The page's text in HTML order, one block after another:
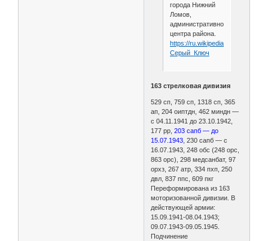
города Нижний
Ломов,
административного
центра района.
https://ru.wikipedia.org/wiki/
Серый_Ключ
163 стрелковая дивизия
529 сп, 759 сп, 1318 сп, 365
ап, 204 оиптдн, 462 миндн —
с 04.11.1941 до 23.10.1942,
177 рр, 203 сапб — до
15.07.1943 , 230 сапб — с
16.07.1943, 248 обс (248 орс,
863 орс), 298 медсанбат, 97
орхз, 267 атр, 334 пхп, 250
двл, 837 ппс, 609 пкг
Переформирована из 163
моторизованной дивизии. В
действующей армии:
15.09.1941-08.04.1943;
09.07.1943-09.05.1945.
Подчинение